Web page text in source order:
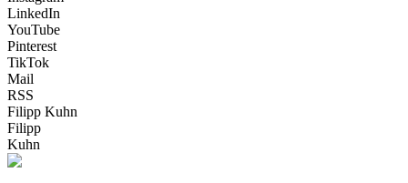
LinkedIn
YouTube
Pinterest
TikTok
Mail
RSS
Filipp Kuhn
Filipp
Kuhn